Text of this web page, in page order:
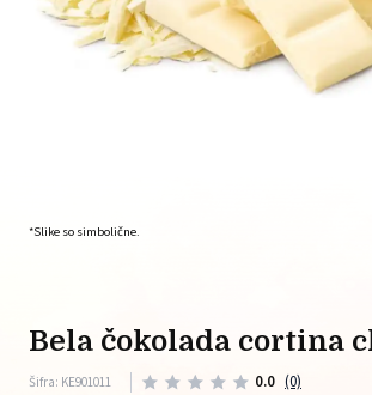
*Slike so simbolične.
bela čokolada cortina
Šifra: KE901011 0.0 (0)